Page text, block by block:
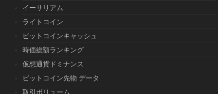
イーサリアム
ライトコイン
ビットコインキャッシュ
時価総額ランキング
仮想通貨ドミナンス
ビットコイン先物 データ
取引ボリューム